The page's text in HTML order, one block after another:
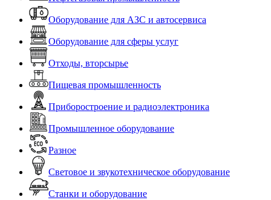
Оборудование для АЗС и автосервиса
Оборудование для сферы услуг
Отходы, вторсырье
Пищевая промышленность
Приборостроение и радиоэлектроника
Промышленное оборудование
Разное
Световое и звукотехническое оборудование
Станки и оборудование